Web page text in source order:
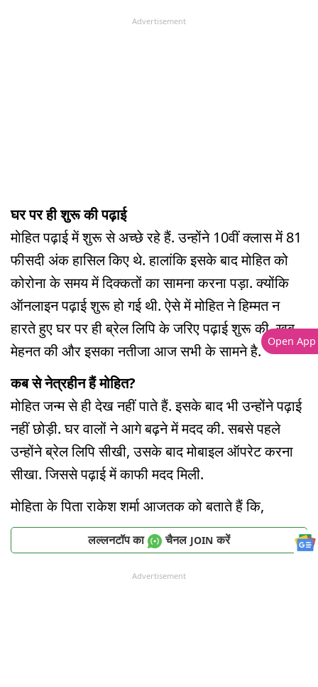
Advertisement
घर पर ही शुरू की पढ़ाई
मोहित पढ़ाई में शुरू से अच्छे रहे हैं. उन्होंने 10वीं क्लास में 81
फीसदी अंक हासिल किए थे. हालांकि इसके बाद मोहित को
कोरोना के समय में दिक्कतों का सामना करना पड़ा. क्योंकि
ऑनलाइन पढ़ाई शुरू हो गई थी. ऐसे में मोहित ने हिम्मत न
हारते हुए घर पर ही ब्रेल लिपि के जरिए पढ़ाई शुरू की. खूब
मेहनत की और इसका नतीजा आज सभी के सामने है.
कब से नेत्रहीन हैं मोहित?
मोहित जन्म से ही देख नहीं पाते हैं. इसके बाद भी उन्होंने पढ़ाई
नहीं छोड़ी. घर वालों ने आगे बढ़ने में मदद की. सबसे पहले
उन्होंने ब्रेल लिपि सीखी, उसके बाद मोबाइल ऑपरेट करना
सीखा. जिससे पढ़ाई में काफी मदद मिली.
मोहिता के पिता राकेश शर्मा आजतक को बताते हैं कि,
लल्लनटॉप का चैनल JOIN करें
Advertisement
Open App